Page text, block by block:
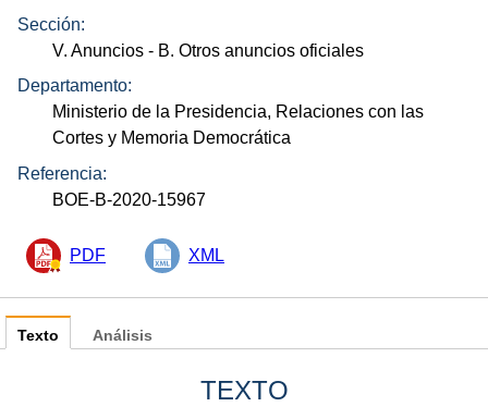
Sección:
V. Anuncios - B. Otros anuncios oficiales
Departamento:
Ministerio de la Presidencia, Relaciones con las
Cortes y Memoria Democrática
Referencia:
BOE-B-2020-15967
PDF XML
Texto
TEXTO
Análisis